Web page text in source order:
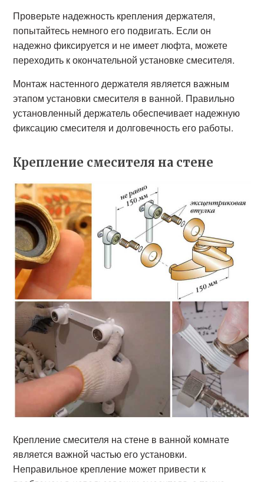
Проверьте надежность крепления держателя,
попытайтесь немного его подвигать. Если он
надежно фиксируется и не имеет люфта, можете
переходить к окончательной установке смесителя.
Монтаж настенного держателя является важным
этапом установки смесителя в ванной. Правильно
установленный держатель обеспечивает надежную
фиксацию смесителя и долговечность его работы.
Крепление смесителя на стене
Крепление смесителя на стене в ванной комнате
является важной частью его установки.
Неправильное крепление может привести к